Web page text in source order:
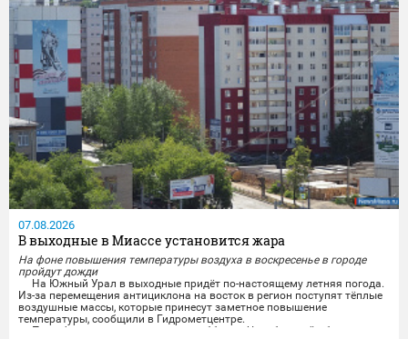
07.08.2026
В выходные в Миассе установится жара
На фоне повышения температуры воздуха в воскресенье в городе
пройдут дожди
На Южный Урал в выходные придёт по-настоящему летняя погода.
Из-за перемещения антициклона на восток в регион поступят тёплые
воздушные массы, которые принесут заметное повышение
температуры, сообщили в Гидрометцентре.
По информации синоптиков, в субботу в Челябинской области